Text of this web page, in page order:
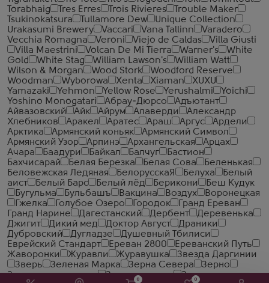
0 0
Torabhaig
Tres Erres Trois Rivieres
Trouble Maker
Tsukinokatsura
Tullamore Dew
Unique Collection
Urakasumi Brewery
Vaccari Vana Tallinn
Varadero
Vecchia Romagna
Veroni Viejo de Caldas
Villa Giusti
Villa Maestrini
Volcan De Mi Tierra Warner's
White
Gold
White Stag William Lawson's
William Watt
Wilson & Morgan
Wood Stork
Woodford Reserve
Woodman
Wyborowa Xenta Xiaman
XUXU
Yamazaki
Yehmon Yellow Rose Yerushalmi
Yoichi
Yoshino Monogatari
Абрау-Дюрсо
Адъютант
Айвазовский
Айк Айрум Алаверди
Александр
Хлебников
Аракел Аратес Араш Аргус
Ардели
Арктика
Армянский коньяк
Армянский Символ
Армянский Узор
Арпинэ Архангельская
Арцах
Ачара
Баадури Байкал Балчуг
Бастион
Бахчисарай
Белая Березка Белая Сова
Беленькая
Беловежская Ледяная
БелорусскаЯ Белуха
Белый
аист
Белый Барс Белый лёд Берикони
Беш Кудук
Бугульма
Бульбашъ Вакцина Воздух
Воронецкая
Гжелка
Голубое Озеро Городок
Гранд Ереван
Гранд Нарине
Дагестанский Дербент
Деревенька
Джигит
Дикий мед Доктор Август
Драники
Дубровский
Дугладзе
Душевный Тбилиси
Еврейский Стандарт
Ереван 2800
Ереванский Путь
Жаворонки
Журавли Журавушка
Звезда Даргинии
Зверь
Зеленая Марка Зерна Севера
Зерно
Зимняя деревенька
Зимняя дорога
Золотая